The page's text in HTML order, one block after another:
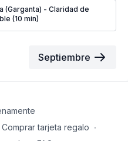
(Garganta) - Claridad de
(10 min)
Septiembre
Comprar tarjeta regalo ∙